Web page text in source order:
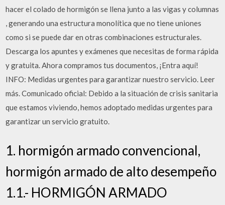
hacer el colado de hormigón se llena junto a las vigas y columnas
, generando una estructura monolítica que no tiene uniones
como si se puede dar en otras combinaciones estructurales.
Descarga los apuntes y exámenes que necesitas de forma rápida
y gratuita. Ahora compramos tus documentos, ¡Entra aquí!
INFO: Medidas urgentes para garantizar nuestro servicio. Leer
más. Comunicado oficial: Debido a la situación de crisis sanitaria
que estamos viviendo, hemos adoptado medidas urgentes para
garantizar un servicio gratuito.
1. hormigón armado convencional,
hormigón armado de alto desempeño
1.1.- HORMIGÓN ARMADO